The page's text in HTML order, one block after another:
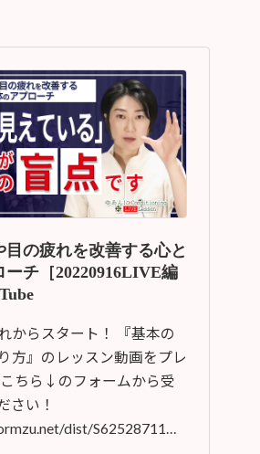
目の疲れを改善する心と
ーチ［20220916LIVE編
からスタート！ 『基本の
方』のレッスン動画をプレ
ちら↓のフォームから受
さい！
dist/S62528711…